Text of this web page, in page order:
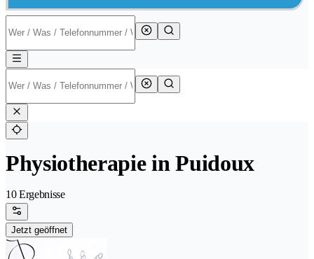
Physiotherapie in Puidoux
10 Ergebnisse
Jetzt geöffnet